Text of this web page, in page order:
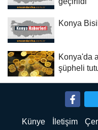
Konya
Konya'da
şüpheli
Künye İletişim